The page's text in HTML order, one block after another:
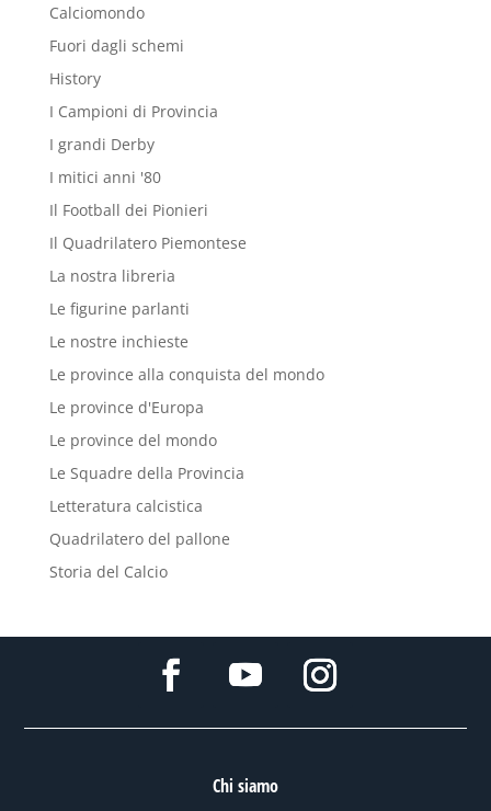
Calciomondo
Fuori dagli schemi
History
I Campioni di Provincia
I grandi Derby
I mitici anni '80
Il Football dei Pionieri
Il Quadrilatero Piemontese
La nostra libreria
Le figurine parlanti
Le nostre inchieste
Le province alla conquista del mondo
Le province d'Europa
Le province del mondo
Le Squadre della Provincia
Letteratura calcistica
Quadrilatero del pallone
Storia del Calcio
Chi siamo